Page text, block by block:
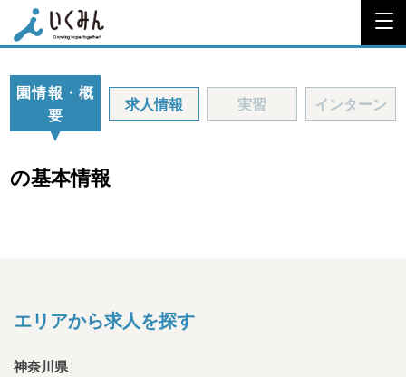
園情報・概
要
求人情報 実習 インターン
の基本情報
エリアから求人を探す
神奈川県